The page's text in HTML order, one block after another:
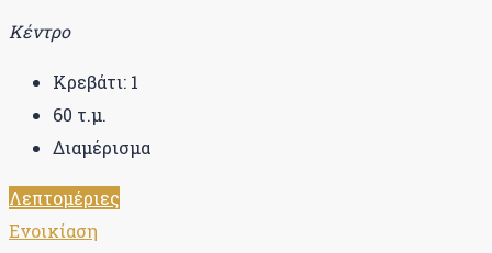
Κέντρο
Κρεβάτι: 1
60 τ.μ.
Διαμέρισμα
Λεπτομέριες
Ενοικίαση